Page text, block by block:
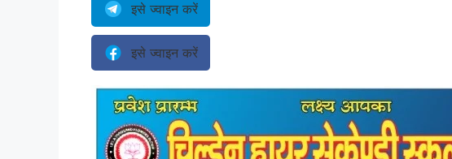
इसे ज्वाइन करें
इसे ज्वाइन करें